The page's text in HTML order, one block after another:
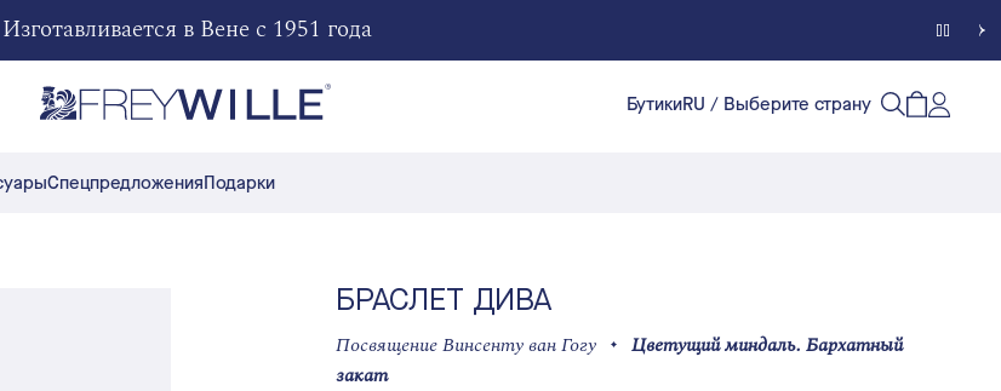
Изготавливается в Вене с 1951 года
СпецпредложенияПодарки
БутикиRU / Выберите страну
Открытый
Счет
БРАСЛЕТ ДИВА
Посвящение Винсенту ван Гогу
Цветущий миндаль. Бархатный
закат